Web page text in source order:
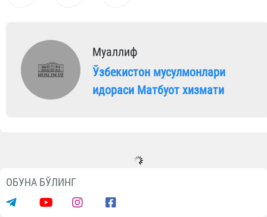
Муаллиф
Ўзбекистон мусулмонлари
идораси Матбуот хизмати
ОБУНА БЎЛИНГ